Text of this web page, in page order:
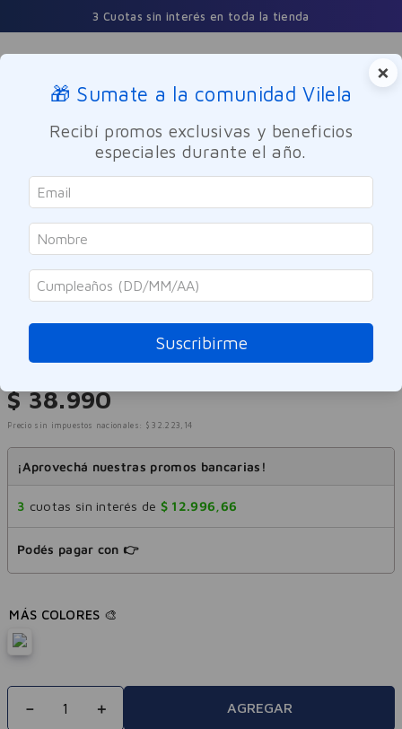
3 Cuotas sin interés en toda la tienda
Buscar
Maquillaje Ojos
Loreal
Máscara de Pestañas Lash
Paradise Black WTP Loreal
Referencia:-313788
$ 38.990
Precio sin impuestos nacionales: $ 32 .223 , 14
¡Aprovechá nuestras promos bancarias!
3 cuotas sin interés de $ 12.996,66
Podés pagar con 👉
＋
－ AGREGAR
×
🎁 Sumate a la comunidad Vilela
Recibí promos exclusivas y beneficios
especiales durante el año.
Suscribirme